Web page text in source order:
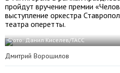
пройдут вручение премии
выступление оркестра
театра оперетты.
Фото: Данил Киселев/ТАСС
Дмитрий Ворошилов